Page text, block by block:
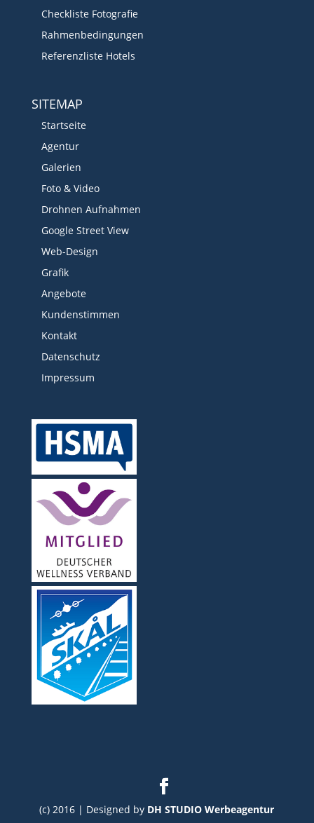
Checkliste Fotografie
Rahmenbedingungen
Referenzliste Hotels
SITEMAP
Startseite
Agentur
Galerien
Foto & Video
Drohnen Aufnahmen
Google Street View
Web-Design
Grafik
Angebote
Kundenstimmen
Kontakt
Datenschutz
Impressum
(c) 2016 | Designed by DH STUDIO Werbeagentur